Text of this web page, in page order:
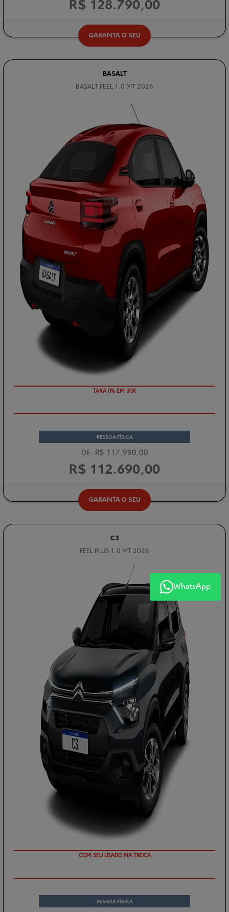
R$ 128.790,00
GARANTA O SEU
BASALT
BASALT FEEL 1.0 MT 2026
TAXA 0% EM 30X
PESSOA FÍSICA
DE: R$ 117.990,00
R$ 112.690,00
GARANTA O SEU
C3
FEEL PLUS 1.0 MT 2026
TAXA ZERO
PESSOA FÍSICA
WhatsApp